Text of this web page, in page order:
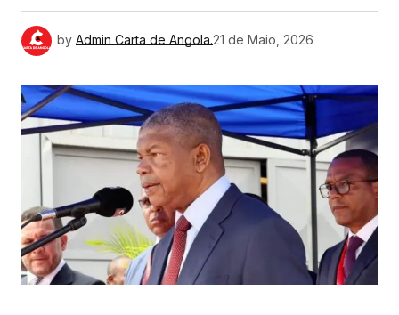
by Admin Carta de Angola.21 de Maio, 2026